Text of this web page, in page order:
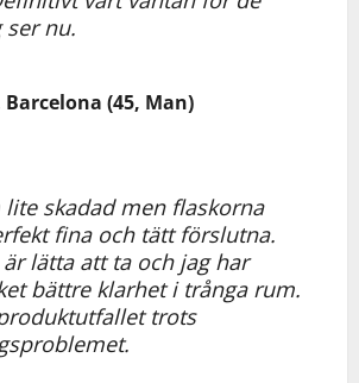
ser nu.
Barcelona (45, Man)
lite skadad men flaskorna
fina och tätt förslutna.
lätta att ta och jag har
bättre klarhet i trånga rum.
trots